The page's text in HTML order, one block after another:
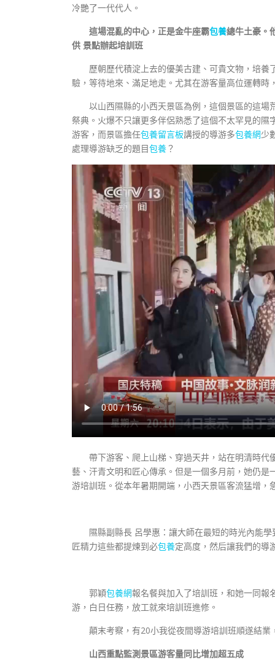
冷艷了一代代人。
這場混亂的中心，正是金牛座霸包養總牛土豪。
供 景點辦起培訓班
歷朝歷代積淀上去的優美古建、可貴文物，培
驗，等待地來、滿足地走。尤其在游客量高位運轉時
以山西隰縣的小西天景區為例，這個景區的這
祭典。火爆不只讓更多伴侶熟悉了這個不太罕見的
游客，而景區擔任包養留言板講授的導游多包養網少
處理導游缺乏的題目包養 ？
帶下游客、爬上山梯、穿過天井，站在明清時
藝、汗青文明和匠心傳承。但是一個多月前，她仍
游培訓班。從本年暑期開端，小西天景區客流猛增
隰縣副縣長 呂學惠：讓大師在最短的時光內能
匠精力這些都提煉到必包養定高度，然后讓我們的導
郭穎包養網報名餐與加入了培訓班，和她一同報
游，白日任務，放工就來培訓班進修。
顛末考察，有20小我從夜間導游培訓班順遂結
山西重點監測景區游客量同比增加超五成